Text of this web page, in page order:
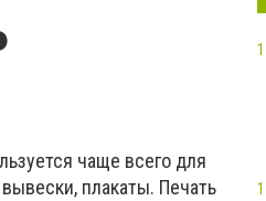
чаще всего для
плакаты. Печать